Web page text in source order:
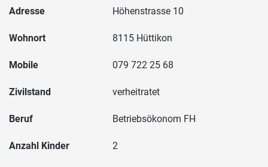
Adresse Höhenstrasse 10
Wohnort 8115 Hüttikon
Mobile 079 722 25 68
Zivilstand verheitratet
Beruf Betriebsökonom FH
Anzahl Kinder 2